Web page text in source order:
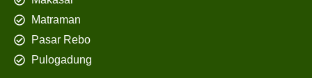
Matraman
Pasar Rebo
Pulogadung